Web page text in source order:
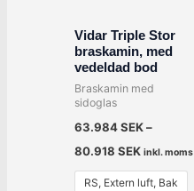
Vidar Triple Stor
braskamin, med
vedeldad bod
Braskamin med
sidoglas
63.984SEK–
80.918 SEK inkl. moms
RS, Extern luft, Bak